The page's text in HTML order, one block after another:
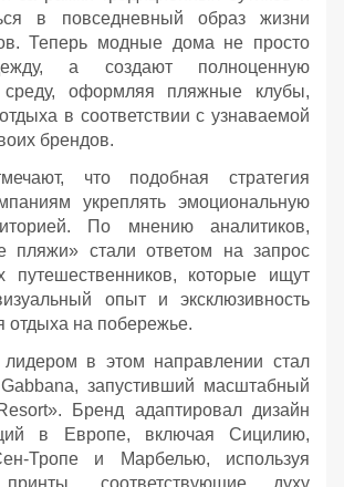
в повседневный образ жизни
Теперь модные дома не просто
а создают полноценную
среду, оформляя пляжные клубы,
в соответствии с узнаваемой
брендов.
что подобная стратегия
укреплять эмоциональную
По мнению аналитиков,
пляжи» стали ответом на запрос
путешественников, которые ищут
опыт и эксклюзивность
отдыха на побережье.
в этом направлении стал
запустивший масштабный
Бренд адаптировал дизайн
в Европе, включая Сицилию,
Тропе и Марбелью, используя
соответствующие духу